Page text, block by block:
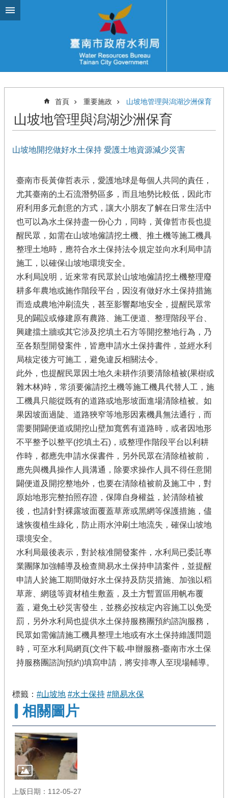
跳到主要內容區塊
首頁 重要施政 山坡地管理與潟湖沙洲保育
山坡地管理與潟湖沙洲保育
山坡地開挖做好水土保持 愛護土地資源減少災害
臺南市長黃偉哲表示，愛護地球是每個人共同的責任，
尤其臺南的土石流潛勢區多，而且地勢比較低，因此市
府利用多元創意的方式，讓大小朋友了解在日常生活中
也可以為水土保持盡一份心力，同時，黃偉哲市長也提
醒民眾，如需在山坡地僱請挖土機、推土機等施工機具
整理土地時，應符合水土保持法令規定並向水利局申請
施工，以確保山坡地環境安全。
水利局說明，近來常有民眾於山坡地僱請挖土機整理廢
耕多年農地或施作階段平台，因沒有做好水土保持措施
而造成農地沖刷流失，甚至影響鄰地安全，提醒民眾常
見的闢設或修建原有農路、施工便道、整理階段平台、
興建擋土牆或其它涉及挖填土石方等開挖整地行為，乃
至各類型開發案件，皆應申請水土保持書件，並經水利
局核定後方可施工，避免違反相關法令。
此外，也提醒民眾因土地久未耕作須要清除植被(果樹或
雜木林)時，常須要僱請挖土機等施工機具代替人工，施
工機具只能從既有的道路或地形坡面進場清除植被。如
果因坡面過陡、道路狹窄等地形因素機具無法通行，而
需要開闢便道或開挖山壁加寬舊有道路時，或者因地形
不平整予以整平(挖填土石)，或整理作階段平台以利耕
作時，都應先申請水保書件，另外民眾在清除植被前，
應先與機具操作人員溝通，除要求操作人員不得任意開
闢便道及開挖整地外，也要在清除植被前及施工中，對
原始地形完整拍照存證，保障自身權益，於清除植被
後，也請針對裸露坡面覆蓋草蓆或黑網等保護措施，儘
速恢復植生綠化，防止雨水沖刷土地流失，確保山坡地
環境安全。
水利局最後表示，對於核准開發案件，水利局已委託專
業團隊加強輔導及檢查簡易水土保持申請案件，並提醒
申請人於施工期間做好水土保持及防災措施、加強以稻
草蓆、網毯等資材植生敷蓋，及土方暫置區用帆布覆
蓋，避免土砂災害發生，並務必按核定內容施工以免受
罰，另外水利局也提供水土保持服務團預約諮詢服務，
民眾如需僱請施工機具整理土地或有水土保持維護問題
時，可至水利局網頁(文件下載-申辦服務-臺南市水土保
持服務團諮詢預約)填寫申請，將安排專人至現場輔導。
標籤： #山坡地 #水土保持 #簡易水保
相關圖片
上版日期：112-05-27